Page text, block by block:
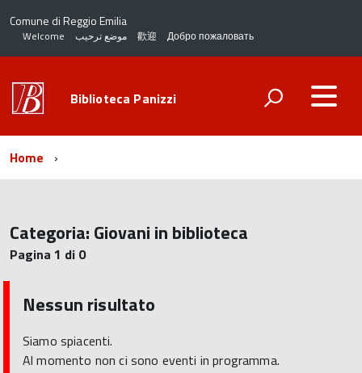
Comune di Reggio Emilia
Welcome موضع ترحيب 歡迎 Добро пожаловать
Biblioteca Panizzi
Home
Categoria: Giovani in biblioteca
Pagina 1 di 0
Nessun risultato
Siamo spiacenti.
Al momento non ci sono eventi in programma.